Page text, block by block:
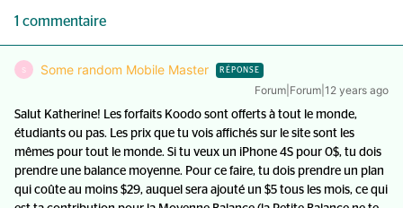
1 commentaire
S Some random Mobile Master RÉPONSE
Forum|Forum|12 years ago
Salut Katherine! Les forfaits Koodo sont offerts à tout le monde,
étudiants ou pas. Les prix que tu vois affichés sur le site sont les
mêmes pour tout le monde. Si tu veux un iPhone 4S pour 0$, tu dois
prendre une balance moyenne. Pour ce faire, tu dois prendre un plan
qui coûte au moins $29, auquel sera ajouté un $5 tous les mois, ce qui